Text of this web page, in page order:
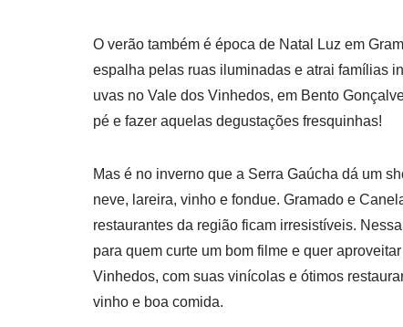
O verão também é época de Natal Luz em
espalha pelas ruas iluminadas e atrai famílias
uvas no Vale dos Vinhedos, em Bento
pé e fazer aquelas degustações fresquinhas!
Mas é no inverno que a Serra Gaúcha dá um
neve, lareira, vinho e fondue. Gramado e
restaurantes da região ficam irresistíveis.
para quem curte um bom filme e quer
Vinhedos, com suas vinícolas e ótimos
vinho e boa comida.